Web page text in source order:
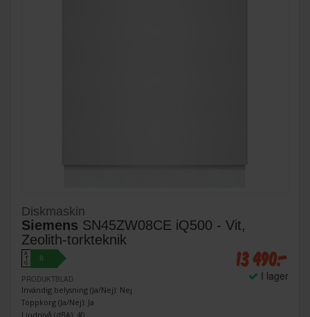
Diskmaskin
Siemens SN45ZW08CE iQ500 - Vit,
Zeolith-torkteknik
A
↑
G
B
PRODUKTBLAD
Invändig belysning (Ja/Nej): Nej
Toppkorg (Ja/Nej): Ja
Ljudnivå (dBA): 40
13 490:-
I lager